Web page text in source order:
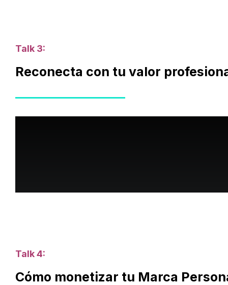
Talk 3:
Reconecta con tu valor
Talk 4:
Cómo monetizar tu Marca